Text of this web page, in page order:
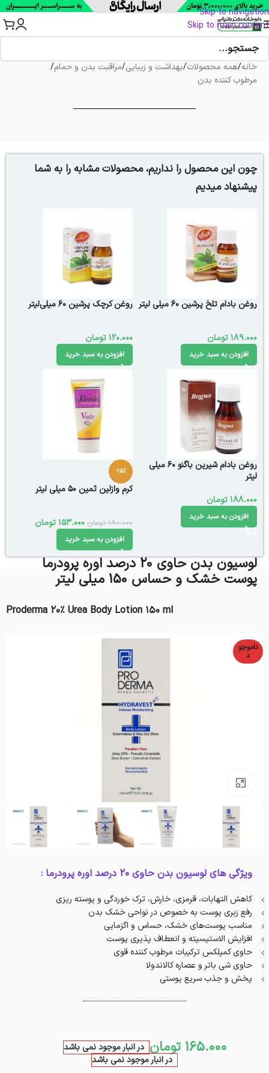
Skip to navigation
Skip to main content
خانه/همه محصولات/بهداشت و زیبایی/مراقبت بدن و حمام/
مرطوب کننده بدن
چون این محصول را نداریم، محصولات مشابه را به شما
پیشنهاد میدیم
روغن بادام تلخ پرشین 60 میلی لیتر
189.000تومان
افزودن به سبد خرید
روغن کرچک پرشین 60 میلی‌لیتر
120.000تومان
افزودن به سبد خرید
روغن بادام شیرین باگنو 60 میلی
لیتر
188.000تومان
افزودن به سبد خرید
-15%
کرم وازلین ثمین 50 میلی لیتر
180.000 تومان 153.000تومان
افزودن به سبد خرید
لوسیون بدن حاوی 20 درصد اوره پرودرما
پوست خشک و حساس 150 میلی لیتر
Proderma 20% Urea Body Lotion 150 ml
ناموجو
د
ویژگی های لوسیون بدن حاوی 20 درصد اوره پرودرما :
کاهش التهابات، قرمزی، خارش، ترک خوردگی و پوسته ریزی
رفع زبری پوست به خصوص در نواحی خشک بدن
مناسب پوست‌های خشک، حساس و اگزمایی
افزایش الاستیسیته و انعطاف پذیری پوست
حاوی کمپلکس ترکیبات مرطوب کننده قوی
حاوی شی باتر و عصاره کالاندولا
پخش و جذب سریع پوستی
165.000 تومان در انبار موجود نمی باشد
در انبار موجود نمی باشد